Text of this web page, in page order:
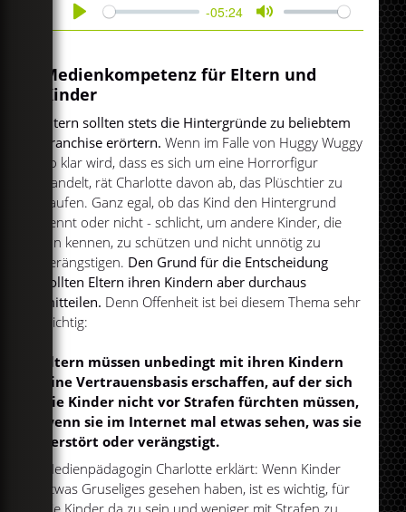
Play
-05:24
Mute
Medienkompetenz für Eltern und
Kinder
Eltern sollten stets die Hintergründe zu beliebtem
Franchise erörtern. Wenn im Falle von Huggy Wuggy
so klar wird, dass es sich um eine Horrorfigur
handelt, rät Charlotte davon ab, das Plüschtier zu
kaufen. Ganz egal, ob das Kind den Hintergrund
kennt oder nicht - schlicht, um andere Kinder, die
ihn kennen, zu schützen und nicht unnötig zu
verängstigen. Den Grund für die Entscheidung
sollten Eltern ihren Kindern aber durchaus
mitteilen. Denn Offenheit ist bei diesem Thema sehr
wichtig:
Eltern müssen unbedingt mit ihren Kindern
eine Vertrauensbasis erschaffen, auf der sich
die Kinder nicht vor Strafen fürchten müssen,
wenn sie im Internet mal etwas sehen, was sie
verstört oder verängstigt.
Medienpädagogin Charlotte erklärt: Wenn Kinder
etwas Gruseliges gesehen haben, ist es wichtig, für
die Kinder da zu sein und weniger mit Strafen zu